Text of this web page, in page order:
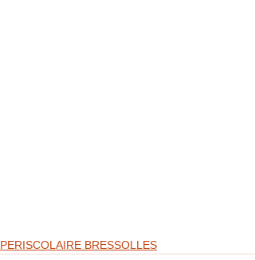
PERISCOLAIRE BRESSOLLES